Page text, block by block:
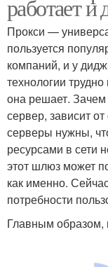
работает и
Прокси —
пользуется
компаний, и у
технологии
она решает. Зачем
сервер, зависит
серверы нужны,
ресурсами в сети
этот шлюз может
как именно.
потребности
Главным образом,